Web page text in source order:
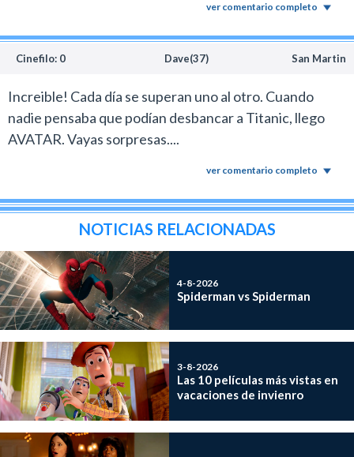
ver comentario completo
Cinefilo: 0 Dave(37) San Martin
Increible! Cada día se superan uno al otro. Cuando
nadie pensaba que podían desbancar a Titanic, llego
AVATAR. Vayas sorpresas....
ver comentario completo
NOTICIAS RELACIONADAS
4-8-2026
Spiderman vs Spiderman
3-8-2026
Las 10 películas más vistas en
vacaciones de invienro